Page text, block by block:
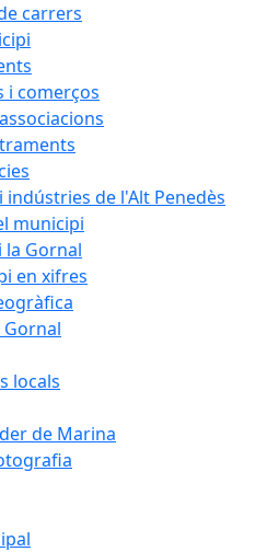
carrers
i comerços
indústries de l'Alt Penedès
municipi
la Gornal
en xifres
Gornal
locals
de Marina